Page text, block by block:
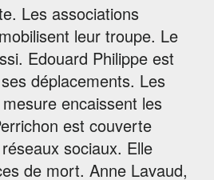
Les associations
leur troupe. Le
Edouard Philippe est
déplacements. Les
encaissent les
est couverte
sociaux. Elle
de mort. Anne Lavaud,